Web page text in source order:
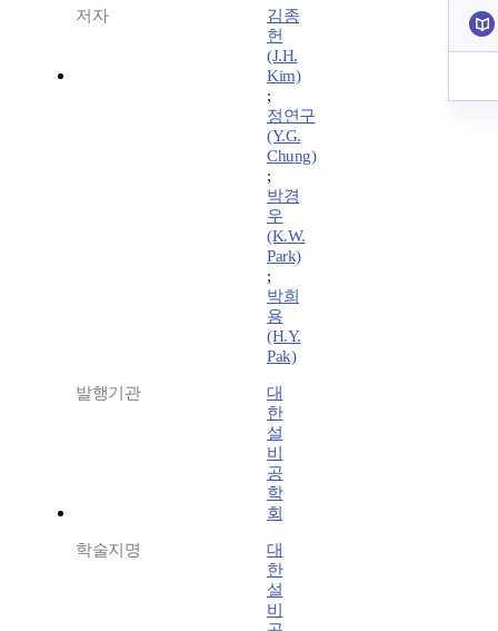
저자
김종
헌
(J.H.
Kim)
;
정연구
(Y.G.
Chung)
;
박경
우
(K.W.
Park)
;
박희
용
(H.Y.
Pak)
발행기관
대
한
설
비
공
학
회
학술지명
대
한
설
비